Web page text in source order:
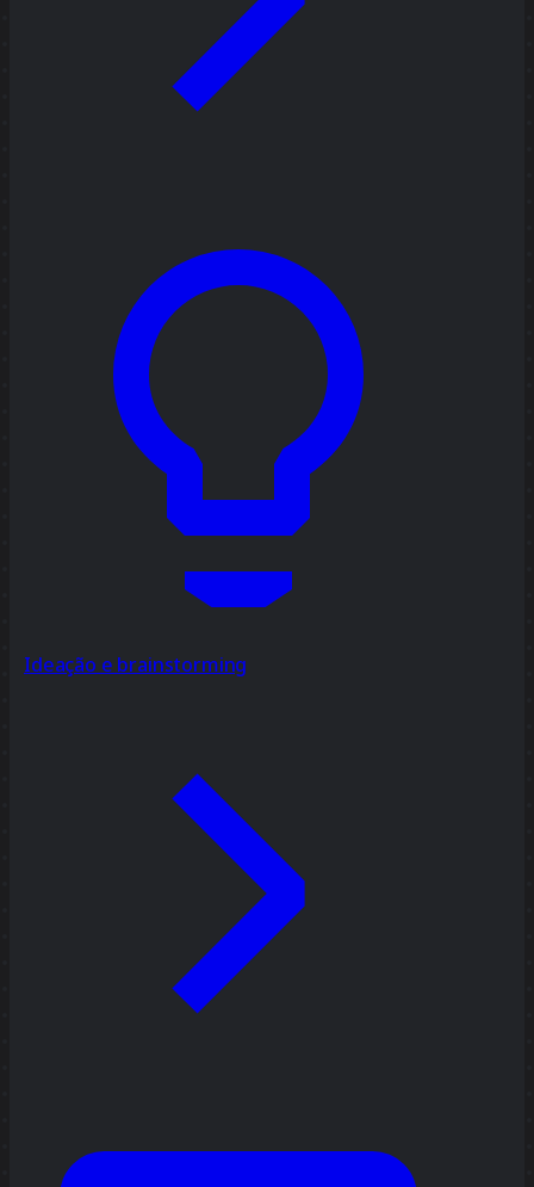
Ideação e brainstorming